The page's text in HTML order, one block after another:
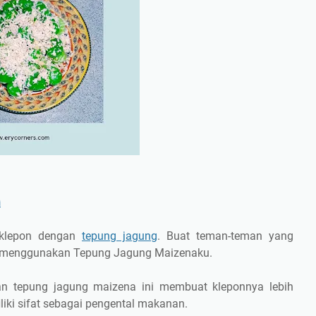
dengan tepung jagung. Buat teman-teman yang
Tepung Jagung Maizenaku.
tepung jagung maizena ini membuat kleponnya lebih
sifat sebagai pengental makanan.